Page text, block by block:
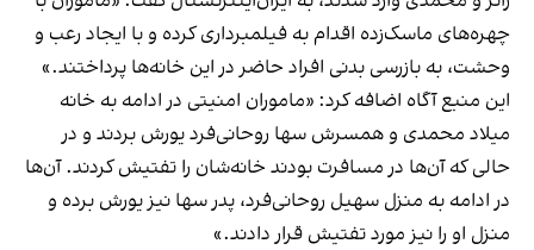
چهره‌های ماسک‌زده اقدام به فیلمبرداری کرده و با ایجاد رعب و
وحشت، به بازرسی بدنی افراد حاضر در این خانه‌ها پرداختند.»
این منبع آگاه اضافه کرد: «ماموران امنیتی در ادامه به خانه
میلاد محمدی و همسرش سها روحانی‌فرد یورش بردند و در
حالی که آن‌ها در مسافرت بودند خانه‌شان را تفتیش کردند. آن‌ها
در ادامه به منزل سهیل روحانی‌فرد، پدر سها نیز یورش برده و
منزل او را نیز مورد تفتیش قرار دادند.»